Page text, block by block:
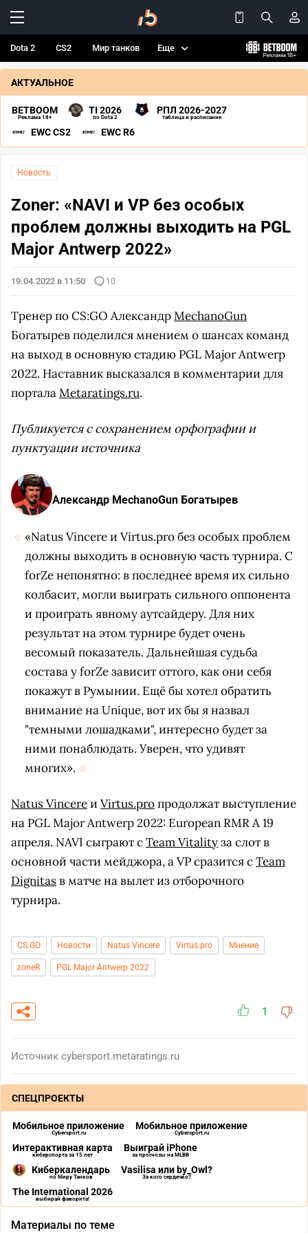
Dota 2 CS2 Мир танков Еще
АКТУАЛЬНОЕ
BETBOOM
Реклама 18+
TI 2026
по Dota 2
РПЛ 2026-2027
таблица и расписание
EWC CS2 EWC R6
Новость
Zoner: «NAVI и VP без особых
проблем должны выходить на PGL
Major Antwerp 2022»
19.04.2022 в 11:50 10
Тренер по CS:GO АлександрMechanoGun
Богатырев поделился мнением о шансах команд
на выход в основную стадию PGL Major Antwerp
2022. Наставник высказался в комментарии для
порталаMetaratings.ru.
Публикуется с сохранением орфографии и
пунктуации источника
Александр MechanoGun Богатырев
«Natus Vincere и Virtus.pro без особых проблем
должны выходить в основную часть турнира. С
forZe непонятно: в последнее время их сильно
колбасит, могли выиграть сильного оппонента
и проиграть явному аутсайдеру. Для них
результат на этом турнире будет очень
весомый показатель. Дальнейшая судьба
состава у forZe зависит оттого, как они себя
покажут в Румынии. Ещё бы хотел обратить
внимание на Unique, вот их бы я назвал
"темными лошадками", интересно будет за
ними понаблюдать. Уверен, что удивят
многих».
Natus Vincereи Virtus.proпродолжат выступление
на PGL Major Antwerp 2022: European RMR A 19
апреля. NAVI сыграют сTeam Vitalityза слот в
основной части мейджора, а VP сразится сTeam
Dignitasв матче на вылет из отборочного
турнира.
CS:GO Новости Natus Vincere Virtus.pro Мнение
zoneR PGL Major Antwerp 2022
1
Источник cybersport.metaratings.ru
СПЕЦПРОЕКТЫ
Мобильное приложение
Cybersport.ru
Мобильное приложение
Cybersport.ru
Интерактивная карта
киберспорта за 15 лет
Выиграй iPhone
за прогнозы на MLBB
Киберкалендарь
по Миру Танков
Vasilisa или by_Owl?
За кого сердечко?
The International 2026
выбирай фаворита!
Материалы по теме